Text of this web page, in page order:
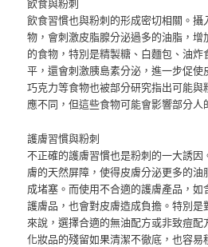
飲食與粉刺
飲食習慣也與粉刺的形成密切相關。
物，會刺激皮脂腺分泌過多的油脂，
的食物，特別是精製糖、白麵包、油
平，還會刺激胰島素分泌，進一步促使
巧克力等食物也被部分研究指出可能
應不同，但這些食物可能會影響部分人
護膚習慣與粉刺
不正確的護膚習慣也是粉刺的一大誘
膚的天然屏障，使得皮膚分泌更多的
成堵塞。而使用不合適的護膚產品，
護膚品，也會對皮膚造成負擔。特別是
來說，選擇合適的無油配方或非致痘配
化妝品的殘留如果清潔不徹底，也容易